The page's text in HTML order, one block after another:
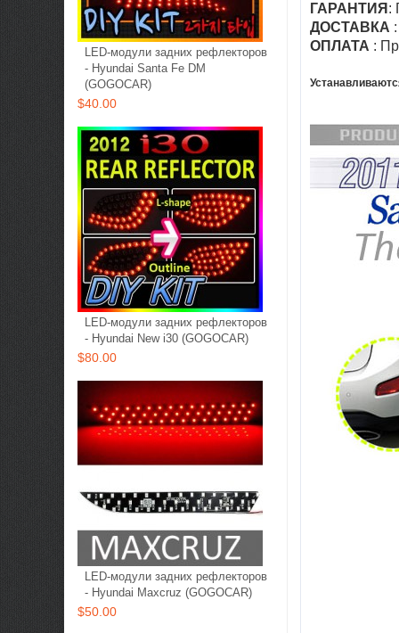
LED-модули задних рефлекторов
- Hyundai Santa Fe DM
(GOGOCAR)
$40.00
LED-модули задних рефлекторов
- Hyundai New i30 (GOGOCAR)
$80.00
LED-модули задних рефлекторов
- Hyundai Maxcruz (GOGOCAR)
$50.00
ГАРАНТИЯ :
ДОСТАВКА
ОПЛАТА :